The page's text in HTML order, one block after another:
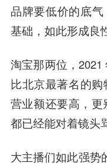
品牌要低价的底
基础，如此形成良
淘宝那两位，2021
比北京最著名的购
营业额还要高，更
都已经能对着镜头
大主播们如此强势